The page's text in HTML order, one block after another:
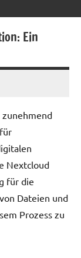
Ein
Nextcloud
für die
Dateien und
Prozess zu